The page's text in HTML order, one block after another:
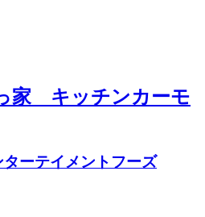
家 キッチンカーモ
ーテイメントフーズ